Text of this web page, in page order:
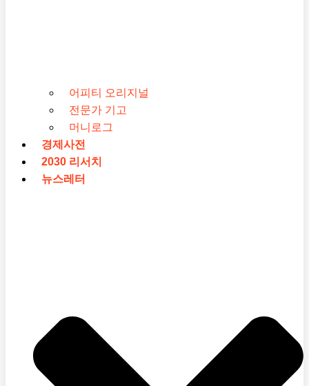
어피티 오리지널
전문가 기고
머니로그
경제사전
2030 리서치
뉴스레터